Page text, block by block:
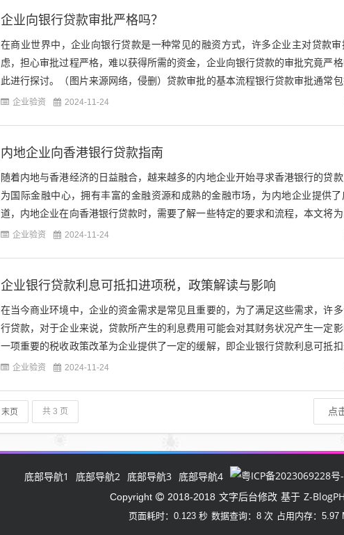
企业向银行贷款审批严格吗？
在商业世界中，企业向银行贷款是一种常见的融资方式，许多企业主对贷款
虑，担心审批过程严格，难以获得所需的资金，企业向银行贷款的审批究竟严
此进行探讨。（图片来源网络，侵删）贷款审批的基本流程银行贷款审批通常
骤：1、申请：企业向银行提交贷款申请，包括贷款金额、用途...
企业验资 2024-11-24
内地企业向香港银行贷款指南
随着内地与香港经济的日益融合，越来越多的内地企业开始寻求香港银行的贷
为国际金融中心，拥有丰富的金融资源和成熟的金融市场，为内地企业提供
道，内地企业在向香港银行贷款时，需要了解一些特定的要求和流程，本文将
一份详细的贷款指南，帮助企业顺利获得香港银行的贷款。（图...
企业验资 2024-11-24
企业银行贷款利息可抵扣进项税，政策解读与影响
在当今商业环境中，企业的资金需求是常见且重要的，为了满足这些需求，许
行贷款，对于企业来说，贷款所产生的利息费用可能会对其财务状况产生一定影
一项重要的税收政策改革为企业提供了一定的缓解，即企业银行贷款利息可抵
将对这一政策进行深入解读，并分析其对企业的影响。（图片...
企业验资 2024-11-24
末页 共 3 页 点
底部导航1 底部导航2 底部导航3 底部导航4
Copyright 2018-2018 文字后台修改 基于 Z-
页面耗时：0.123 秒 数据查询：8 次 占用内存：5.97